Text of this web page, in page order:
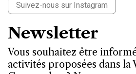
Suivez-nous sur Instagram
Newsletter
Vous souhaitez être
activités proposées dans la